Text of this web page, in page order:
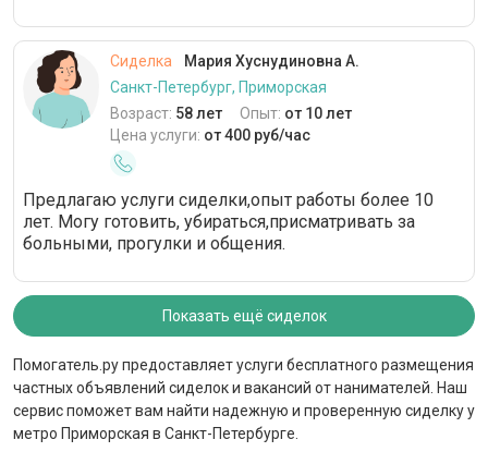
Сиделка
Мария Хуснудиновна А.
Санкт-Петербург, Приморская
Возраст: 58 лет Опыт: от 10 лет
Цена услуги: от 400 руб/час
Предлагаю услуги сиделки,опыт работы более 10
лет. Могу готовить, убираться,присматривать за
больными, прогулки и общения.
Показать ещё сиделок
Помогатель.ру предоставляет услуги бесплатного размещения
частных объявлений сиделок и вакансий от нанимателей. Наш
сервис поможет вам найти надежную и проверенную сиделку у
метро Приморская в Санкт-Петербурге.